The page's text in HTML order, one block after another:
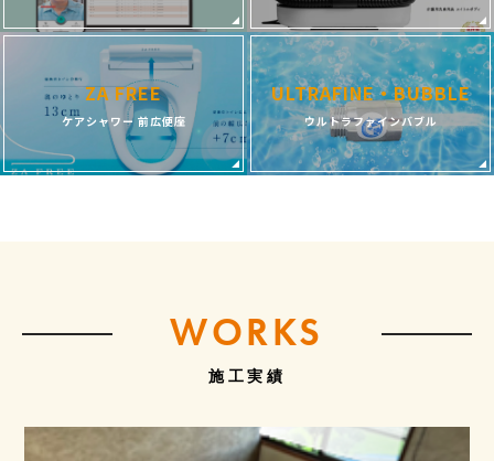
ZA FREE
ケアシャワー 前広便座
ULTRAFINE・BUBBLE
ウルトラファインバブル
WORKS
施工実績